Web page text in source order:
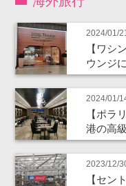
2024/01/21
【ワシ
ウンジ
2024/01/
【ポラ
港の高
2023/12/
【セン